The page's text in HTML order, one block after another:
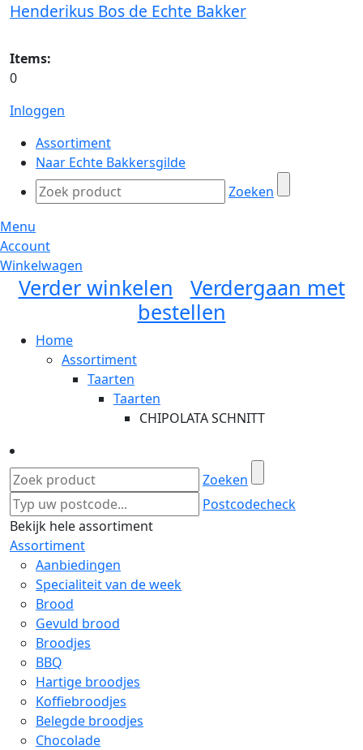
Henderikus Bos de Echte Bakker
Items:
0
Inloggen
Assortiment
Naar Echte Bakkersgilde
Zoeken
Menu
Account
Winkelwagen
Verder winkelen
Verdergaan met
bestellen
Home
Assortiment
Taarten
Taarten
CHIPOLATA SCHNITT
Zoeken
Postcodecheck
Bekijk hele assortiment
Assortiment
Aanbiedingen
Specialiteit van de week
Brood
Gevuld brood
Broodjes
BBQ
Hartige broodjes
Koffiebroodjes
Belegde broodjes
Chocolade